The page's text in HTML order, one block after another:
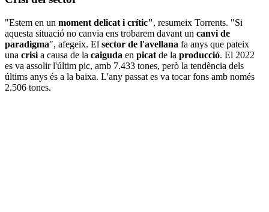
"Estem en un moment delicat i crític", resumeix Torrents. "Si
aquesta situació no canvia ens trobarem davant un canvi de
paradigma", afegeix. El sector de l'avellana fa anys que pateix
una crisi a causa de la caiguda en picat de la producció. El 2022
es va assolir l'últim pic, amb 7.433 tones, però la tendència dels
últims anys és a la baixa. L'any passat es va tocar fons amb només
2.506 tones.